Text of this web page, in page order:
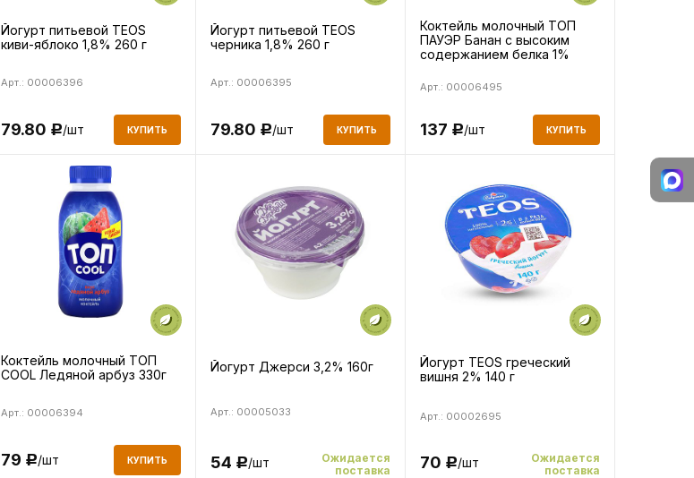
Йогурт питьевой TEOS
киви-яблоко 1,8% 260 г
Арт.: 00006396
79.80 Р/шт КУПИТЬ
Йогурт питьевой TEOS
черника 1,8% 260 г
Арт.: 00006395
79.80 Р/шт КУПИТЬ
Коктейль молочный ТОП
ПАУЭР Банан с высоким
содержанием белка 1%
Арт.: 00006495
137 Р/шт КУПИТЬ
Коктейль молочный ТОП
COOL Ледяной арбуз 330г
Арт.: 00006394
79 Р/шт КУПИТЬ
Йогурт Джерси 3,2% 160г
Арт.: 00005033
54 Р/шт
Ожидается
поставка
Йогурт TEOS греческий
вишня 2% 140 г
Арт.: 00002695
70 Р/шт
Ожидается
поставка